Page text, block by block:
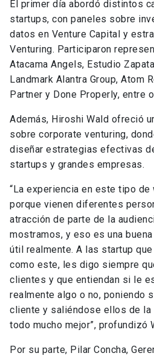
El primer día abordó distintos
startups, con paneles sobre
datos en Venture Capital y
Venturing. Participaron
Atacama Angels, Estudio
Landmark Alantra Group, Atom
Partner y Done Properly, entre
Además, Hiroshi Wald ofreció
sobre corporate venturing,
diseñar estrategias efectivas
startups y grandes empresas.
“La experiencia en este tipo
porque vienen diferentes
atracción de parte de la
mostramos, y eso es una
útil realmente. A las startup
como este, les digo siempre
clientes y que entiendan si le
realmente algo o no, poniendo
cliente y saliéndose ellos de la
todo mucho mejor”, profundizó
Por su parte, Pilar Concha,